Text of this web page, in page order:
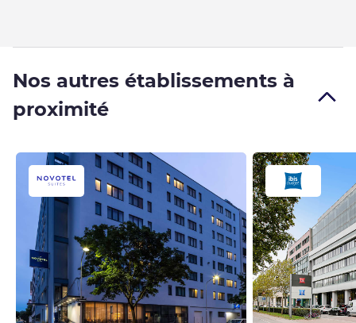
Nos autres établissements à
proximité